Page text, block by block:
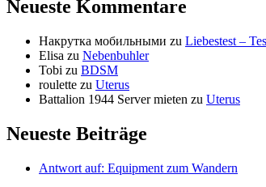
Neueste Kommentare
Накрутка мобильными zu Liebestest –
Elisa zu Nebenbuhler
Tobi zu BDSM
roulette zu Uterus
Battalion 1944 Server mieten zu Uterus
Neueste Beiträge
Antwort auf: Equipment zum Wandern